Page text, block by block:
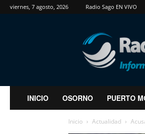
viernes, 7 agosto, 2026 Radio Sago EN VIVO
RadioSago
INICIO OSORNO PUERTO
Inicio Actualidad